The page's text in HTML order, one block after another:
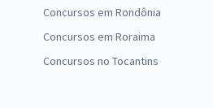
Concursos em Rondônia
Concursos em Roraima
Concursos no Tocantins